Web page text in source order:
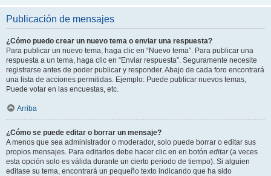
Publicación de mensajes
¿Cómo puedo crear un nuevo tema o enviar una respuesta?
Para publicar un nuevo tema, haga clic en “Nuevo tema”. Para publicar una
respuesta a un tema, haga clic en “Enviar respuesta”. Seguramente necesite
registrarse antes de poder publicar y responder. Abajo de cada foro encontrará
una lista de acciones permitidas. Ejemplo: Puede publicar nuevos temas,
Puede votar en las encuestas, etc.
Arriba
¿Cómo se puede editar o borrar un mensaje?
A menos que sea administrador o moderador, solo puede borrar o editar sus
propios mensajes. Para editarlos debe hacer clic en en botón editar(a veces
esta opción solo es válida durante un cierto periodo de tiempo). Si alguien
editase su tema, encontrará un pequeño texto indicando que ha sido